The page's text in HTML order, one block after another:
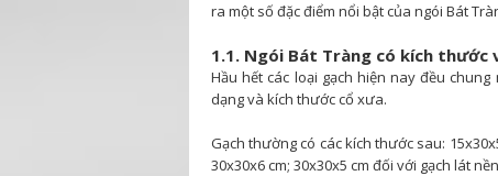
ra một số đặc điểm nổi bật của ngói Bát
1.1. Ngói Bát Tràng có kích thước
Hầu hết các loại gạch hiện nay đều
dạng và kích thước cổ xưa.
Gạch thường có các kích thước sau:
30x30x6 cm; 30x30x5 cm đối với gạch lát